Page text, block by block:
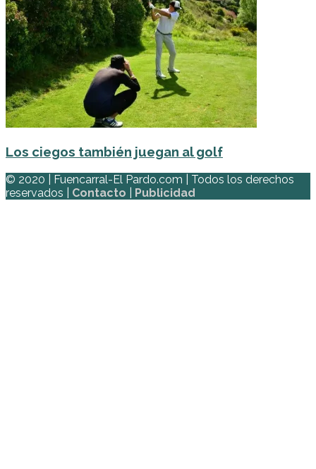
Los ciegos también juegan al golf
© 2020 | Fuencarral-El Pardo.com | Todos los derechos
reservados | Contacto Publicidad